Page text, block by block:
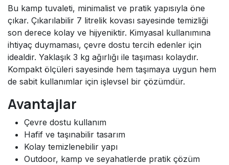
Bu kamp tuvaleti, minimalist ve pratik yapısıyla öne
çıkar. Çıkarılabilir 7 litrelik kovası sayesinde temizliği
son derece kolay ve hijyeniktir. Kimyasal kullanımına
ihtiyaç duymaması, çevre dostu tercih edenler için
idealdir. Yaklaşık 3 kg ağırlığı ile taşıması kolaydır.
Kompakt ölçüleri sayesinde hem taşımaya uygun hem
de sabit kullanımlar için işlevsel bir çözümdür.
Avantajlar
Çevre dostu kullanım
Hafif ve taşınabilir tasarım
Kolay temizlenebilir yapı
Outdoor, kamp ve seyahatlerde pratik çözüm